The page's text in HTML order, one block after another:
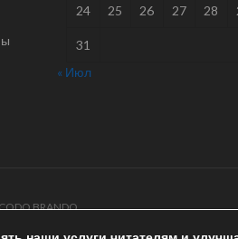
24 25 26 27 28
31
« Июл
BRANDO